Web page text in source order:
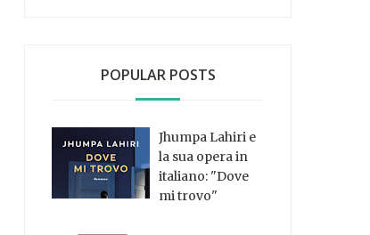
POPULAR POSTS
Jhumpa Lahiri e
la sua opera in
italiano: "Dove
mi trovo"